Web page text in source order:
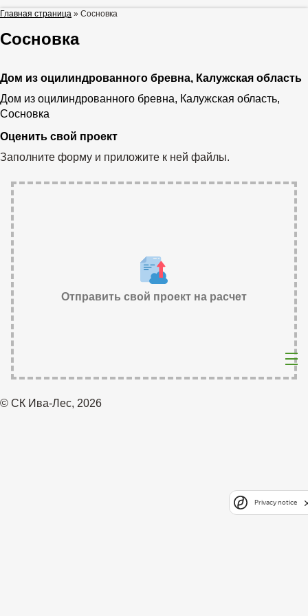
Главная страница » Сосновка
Сосновка
Дом из оцилиндрованного бревна, Калужская область
Дом из оцилиндрованного бревна, Калужская область,
Сосновка
Оценить свой проект
Заполните форму и приложите к ней файлы.
Отправить свой проект на расчет
© СК Ива-Лес, 2026
Privacy notice